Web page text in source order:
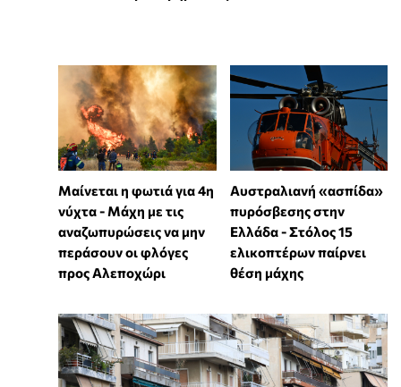
Μαίνεται η φωτιά για 4η
νύχτα - Μάχη με τις
αναζωπυρώσεις να μην
περάσουν οι φλόγες
προς Αλεποχώρι
Αυστραλιανή «ασπίδα»
πυρόσβεσης στην
Ελλάδα - Στόλος 15
ελικοπτέρων παίρνει
θέση μάχης